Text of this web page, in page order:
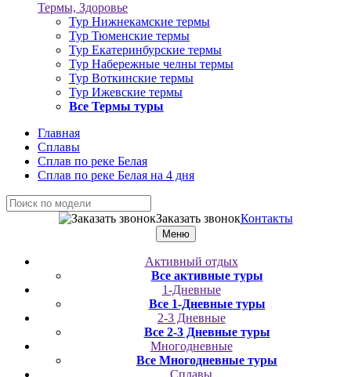
Термы, Здоровье
Тур Нижнекамские термы
Тур Тюменские термы
Тур Екатеринбурские термы
Тур Набережные челны термы
Тур Воткинские термы
Тур Ижевские термы
Все Термы туры
Главная
Сплавы
Сплав по реке Белая
Сплав по реке Белая на 4 дня
Заказать звонокКонтакты
Меню
Активный отдых
Все активные туры
1-Дневные
Все 1-Дневные туры
2-3 Дневные
Все 2-3 Дневные туры
Многодневные
Все Многодневные туры
Сплавы